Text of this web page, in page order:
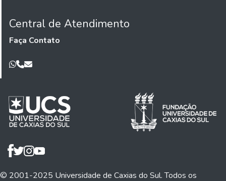
Central de Atendimento
Faça Contato
© 2001-2025 Universidade de Caxias do Sul. Todos os